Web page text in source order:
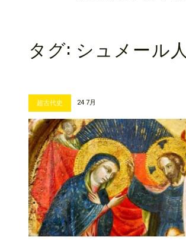
タグ: シュメール人
超古代史 24 7月